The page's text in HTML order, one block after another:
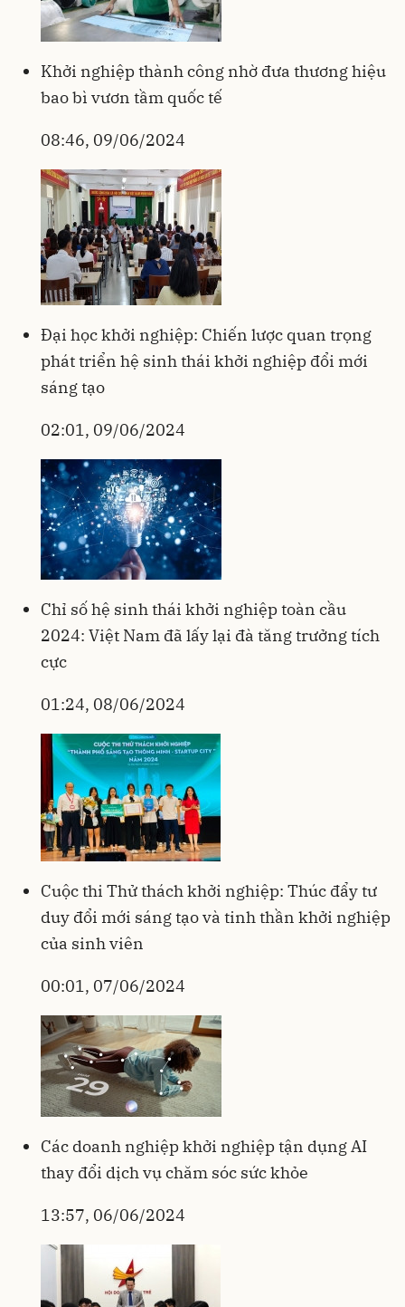
Khởi nghiệp thành công nhờ đưa thương hiệu
bao bì vươn tầm quốc tế
08:46, 09/06/2024
Đại học khởi nghiệp: Chiến lược quan trọng
phát triển hệ sinh thái khởi nghiệp đổi mới
sáng tạo
02:01, 09/06/2024
Chỉ số hệ sinh thái khởi nghiệp toàn cầu
2024: Việt Nam đã lấy lại đà tăng trưởng tích
cực
01:24, 08/06/2024
Cuộc thi Thử thách khởi nghiệp: Thúc đẩy tư
duy đổi mới sáng tạo và tinh thần khởi nghiệp
của sinh viên
00:01, 07/06/2024
Các doanh nghiệp khởi nghiệp tận dụng AI
thay đổi dịch vụ chăm sóc sức khỏe
13:57, 06/06/2024